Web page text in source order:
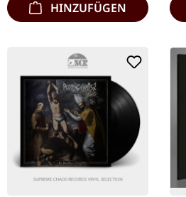
HINZUFÜGEN